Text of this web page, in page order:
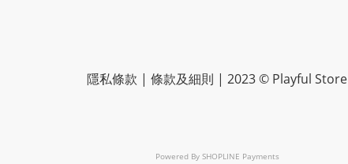
隱私條款 | 條款及細則 | 2023 © Playful Store
Powered By SHOPLINE Payments